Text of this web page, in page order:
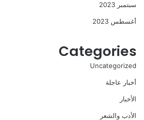
سبتمبر 2023
أغسطس 2023
Categories
Uncategorized
أخبار عاجلة
الأخبار
الأدب والشعر